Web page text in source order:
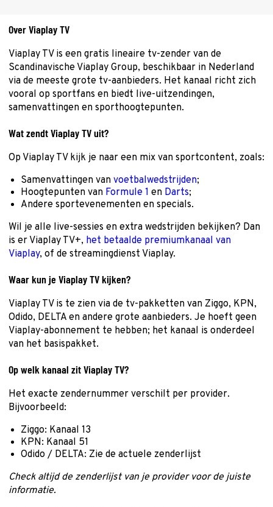
Over Viaplay TV
Viaplay TV is een gratis lineaire tv-zender van de
Scandinavische Viaplay Group, beschikbaar in Nederland
via de meeste grote tv-aanbieders. Het kanaal richt zich
vooral op sportfans en biedt live-uitzendingen,
samenvattingen en sporthoogtepunten.
Wat zendt Viaplay TV uit?
Op Viaplay TV kijk je naar een mix van sportcontent, zoals:
Samenvattingen van voetbalwedstrijden;
Hoogtepunten van Formule 1 en Darts;
Andere sportevenementen en specials.
Wil je alle live-sessies en extra wedstrijden bekijken? Dan
is er Viaplay TV+, het betaalde premiumkanaal van
Viaplay, of de streamingdienst Viaplay.
Waar kun je Viaplay TV kijken?
Viaplay TV is te zien via de tv-pakketten van Ziggo, KPN,
Odido, DELTA en andere grote aanbieders. Je hoeft geen
Viaplay-abonnement te hebben; het kanaal is onderdeel
van het basispakket.
Op welk kanaal zit Viaplay TV?
Het exacte zendernummer verschilt per provider.
Bijvoorbeeld:
Ziggo: Kanaal 13
KPN: Kanaal 51
Odido / DELTA: Zie de actuele zenderlijst
Check altijd de zenderlijst van je provider voor de juiste
informatie.